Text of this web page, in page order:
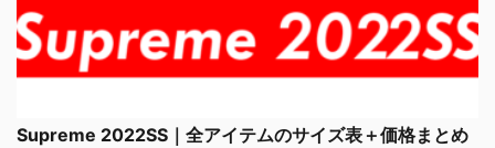
Supreme 2022SS｜全アイテムのサイズ表＋価格まとめ